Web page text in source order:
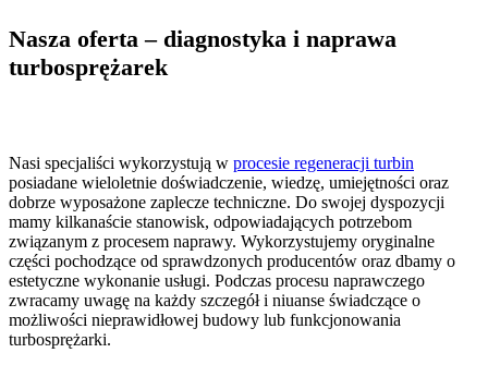
Nasza oferta – diagnostyka i naprawa
turbosprężarek
Nasi specjaliści wykorzystują w procesie regeneracji turbin
posiadane wieloletnie doświadczenie, wiedzę, umiejętności oraz
dobrze wyposażone zaplecze techniczne. Do swojej dyspozycji
mamy kilkanaście stanowisk, odpowiadających potrzebom
związanym z procesem naprawy. Wykorzystujemy oryginalne
części pochodzące od sprawdzonych producentów oraz dbamy o
estetyczne wykonanie usługi. Podczas procesu naprawczego
zwracamy uwagę na każdy szczegół i niuanse świadczące o
możliwości nieprawidłowej budowy lub funkcjonowania
turbosprężarki.